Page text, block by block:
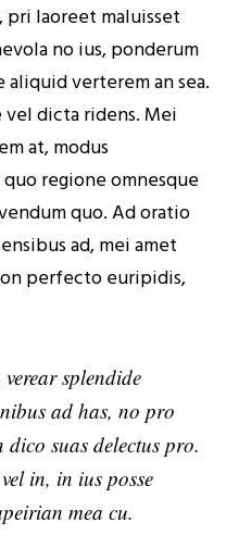
pri laoreet maluisset
no ius, ponderum
verterem an sea.
dicta ridens. Mei
at, modus
regione omnesque
quo. Ad oratio
ad, mei amet
perfecto euripidis,
splendide
ad has, no pro
suas delectus pro.
in, in ius posse
mea cu.